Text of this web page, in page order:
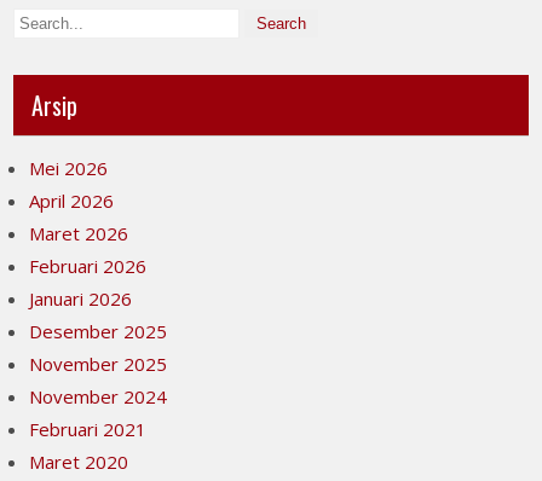
Arsip
Mei 2026
April 2026
Maret 2026
Februari 2026
Januari 2026
Desember 2025
November 2025
November 2024
Februari 2021
Maret 2020